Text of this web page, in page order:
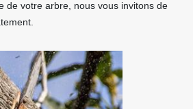
de votre arbre, nous vous invitons de